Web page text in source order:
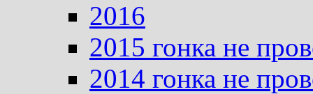
2016
2015 гонка не
2014 гонка не